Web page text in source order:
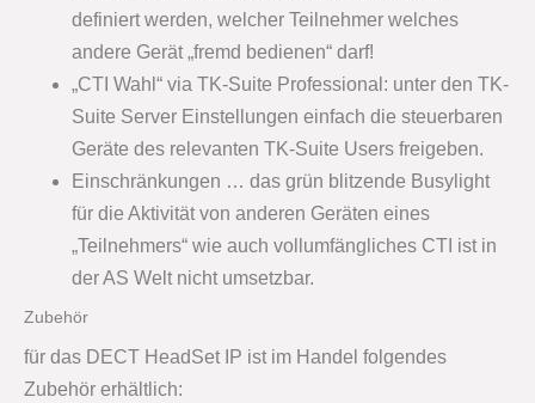
definiert werden, welcher Teilnehmer welches
andere Gerät „fremd bedienen“ darf!
„CTI Wahl“ via TK-Suite Professional: unter den TK-
Suite Server Einstellungen einfach die steuerbaren
Geräte des relevanten TK-Suite Users freigeben.
Einschränkungen … das grün blitzende Busylight
für die Aktivität von anderen Geräten eines
„Teilnehmers“ wie auch vollumfängliches CTI ist in
der AS Welt nicht umsetzbar.
Zubehör
für das DECT HeadSet IP ist im Handel folgendes
Zubehör erhältlich: